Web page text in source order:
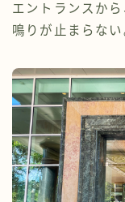
エントランスか
鳴りが止まらない